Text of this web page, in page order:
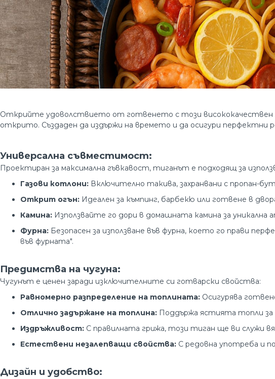
Открийте удоволствието от готвенето с този висококачествен
открито. Създаден да издържи на времето и да осигури
Универсална съвместимост:
Проектиран за максимална гъвкавост, тиганът е подходящ за
Газови котлони: Включително такива, захранвани с пропан-
Открит огън: Идеален за къмпинг, барбекю или готвене в
Камина: Използвайте го дори в домашната камина за уникална
Фурна: Безопасен за използване във фурна, което го прави
във фурната".
Предимства на чугуна:
Чугунът е ценен заради изключителните си готварски свойства:
Равномерно разпределение на топлината: Осигурява
Отлично задържане на топлина: Поддържа ястията топли за
Издръжливост: С правилната грижа, този тиган ще ви служи
Естествени незалепващи свойства: С редовна употреба и
Дизайн и удобство: